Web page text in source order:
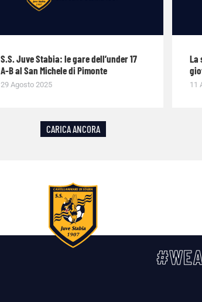
S.S. Juve Stabia: le gare dell’under 17
A-B al San Michele di Pimonte
29 Agosto 2025
La
11
CARICA ANCORA